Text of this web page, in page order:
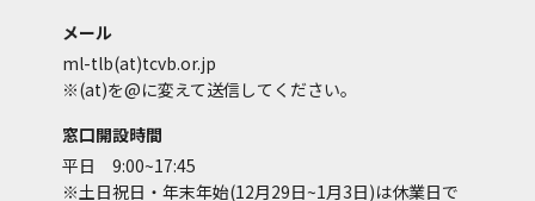
メール
ml-tlb(at)tcvb.or.jp
※(at)を@に変えて送信してください。
窓口開設時間
平日 9:00~17:45
※土日祝日・年末年始(12月29日~1月3日)は休業日で